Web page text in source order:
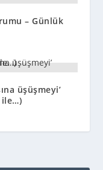
– Günlük
üşüşmeyi’
ile…)